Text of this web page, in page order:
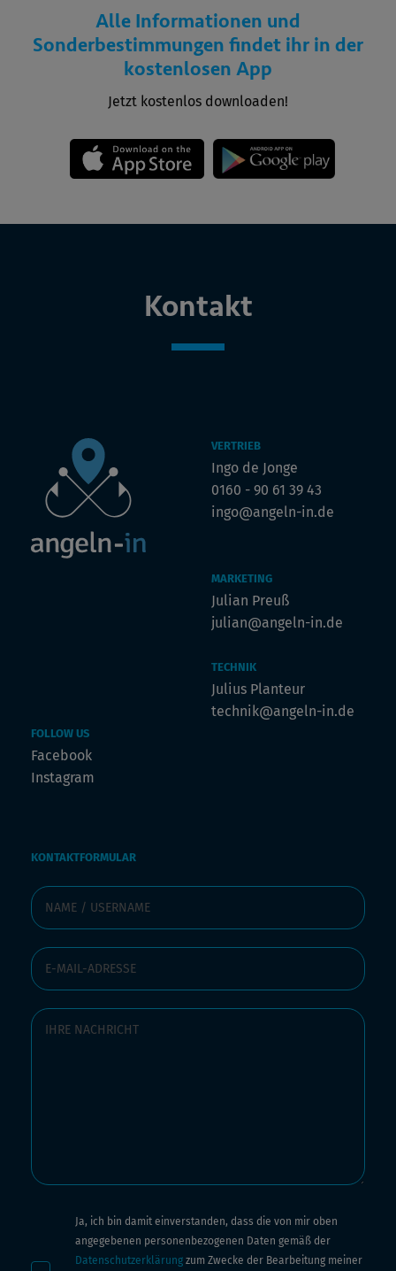
Alle Informationen und
Sonderbestimmungen findet ihr in der
kostenlosen App
Jetzt kostenlos downloaden!
Kontakt
VERTRIEB
Ingo de Jonge
0160 - 90 61 39 43
ingo@angeln-in.de
MARKETING
Julian Preuß
julian@angeln-in.de
TECHNIK
Julius Planteur
technik@angeln-in.de
FOLLOW US
Facebook
Instagram
KONTAKTFORMULAR
Ja, ich bin damit einverstanden, dass die von mir oben
angegebenen personenbezogenen Daten gemäß der
Datenschutzerklärung zum Zwecke der Bearbeitung meiner